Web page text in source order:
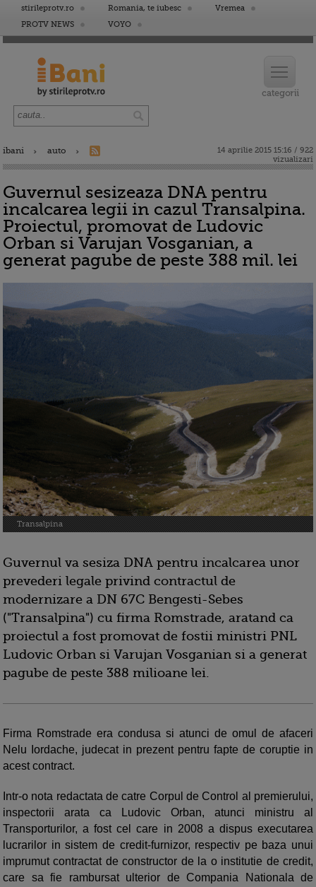
stirileprotv.ro Romania, te iubesc
Vremea
PROTV NEWS
VOYO
ibani auto
14 aprilie 2015 15:16 / 922
vizualizari
Guvernul sesizeaza DNA pentru
incalcarea legii in cazul Transalpina.
Proiectul, promovat de Ludovic
Orban si Varujan Vosganian, a
generat pagube de peste 388 mil. lei
Transalpina
Guvernul va sesiza DNA pentru incalcarea unor
prevederi legale privind contractul de
modernizare a DN 67C Bengesti-Sebes
("Transalpina") cu firma Romstrade, aratand ca
proiectul a fost promovat de fostii ministri PNL
Ludovic Orban si Varujan Vosganian si a generat
pagube de peste 388 milioane lei.
Firma Romstrade era condusa si atunci de omul de afaceri
Nelu Iordache, judecat in prezent pentru fapte de coruptie in
acest contract.
Intr-o nota redactata de catre Corpul de Control al premierului,
inspectorii arata ca Ludovic Orban, atunci ministru al
Transporturilor, a fost cel care in 2008 a dispus executarea
lucrarilor in sistem de credit-furnizor, respectiv pe baza unui
imprumut contractat de constructor de la o institutie de credit,
care sa fie rambursat ulterior de Compania Nationala de